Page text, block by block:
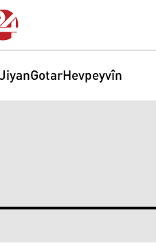
JiyanGotarHevpeyvîn